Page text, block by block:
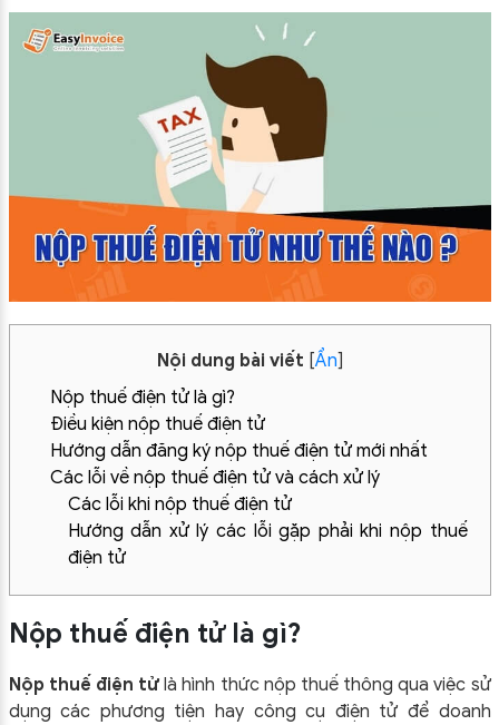
Nội dung bài viết [Ẩn]
Nộp thuế điện tử là gì?
Điều kiện nộp thuế điện tử
Hướng dẫn đăng ký nộp thuế điện tử mới nhất
Các lỗi về nộp thuế điện tử và cách xử lý
Các lỗi khi nộp thuế điện tử
Hướng dẫn xử lý các lỗi gặp phải khi nộp thuế
điện tử
Nộp thuế điện tử là gì?
Nộp thuế điện tử là hình thức nộp thuế thông qua việc sử
dụng các phương tiện hay công cụ điện tử để doanh